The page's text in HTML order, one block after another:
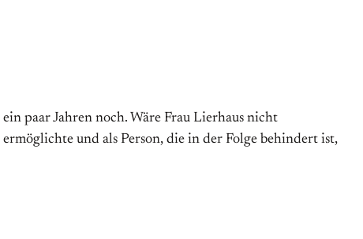
paar Jahren noch. Wäre Frau Lierhaus nicht
und als Person, die in der Folge behindert ist,